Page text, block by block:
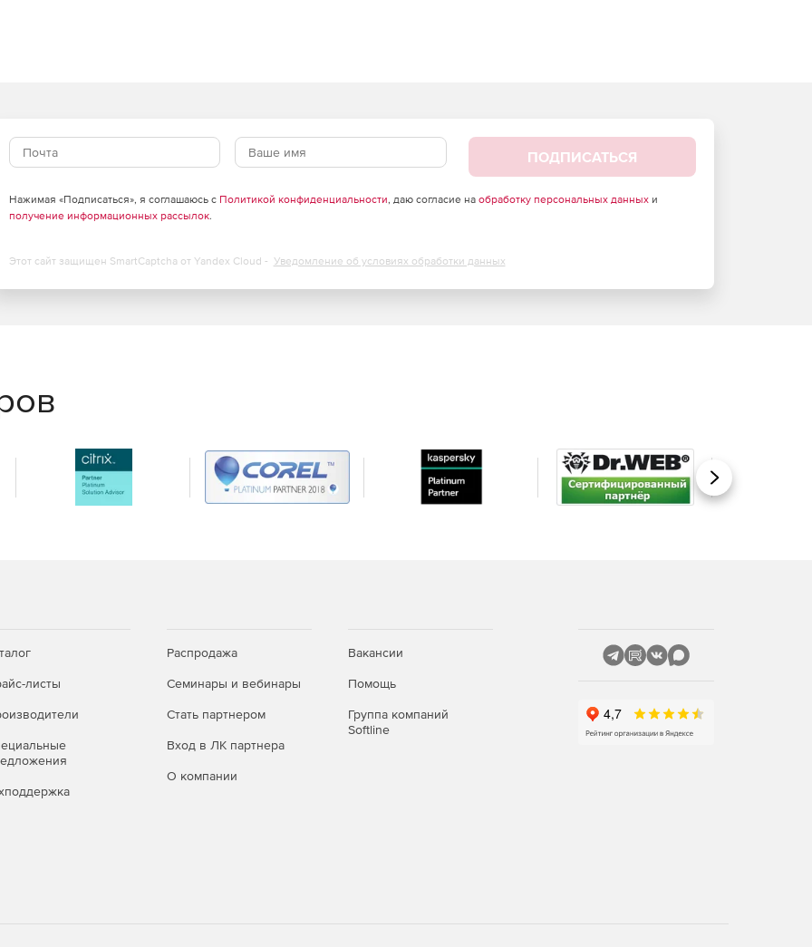
полного и инкрементного резервного копирования. ПОДПИСАТЬСЯ
Нажимая «Подписаться», я соглашаюсь с Политикой конфиденциальности, даю согласие на обработку персональных данныхи
получение информационных рассылок.
Этот сайт защищен SmartCaptcha от Yandex Cloud - Уведомление об условиях обработки данных
Вперед
листы
Распродажа
Семинары и вебинары
Стать партнером
Вход в ЛК партнера
О компании
Вакансии
Помощь
Группа компаний
Softline